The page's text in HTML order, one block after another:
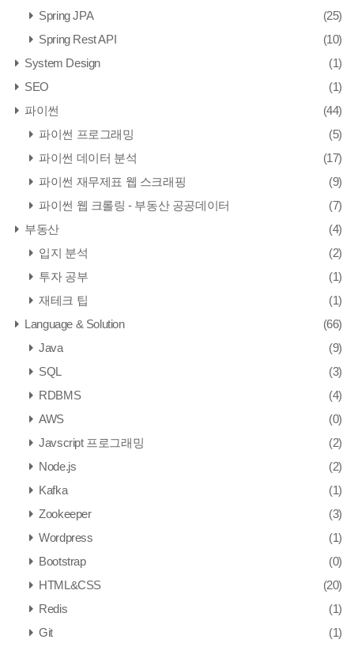
Spring JPA
(25)
Spring Rest API
(10)
System Design
(1)
SEO
(1)
파이썬
(44)
파이썬 프로그래밍
(5)
파이썬 데이터 분석
(17)
파이썬 재무제표 웹 스크래핑
(9)
파이썬 웹 크롤링 - 부동산 공공데이터
(7)
부동산
(4)
입지 분석
(2)
투자 공부
(1)
재테크 팁
(1)
Language & Solution
(66)
Java
(9)
SQL
(3)
RDBMS
(4)
AWS
(0)
Javscript 프로그래밍
(2)
Node.js
(2)
Kafka
(1)
Zookeeper
(3)
Wordpress
(1)
Bootstrap
(0)
HTML&CSS
(20)
Redis
(1)
Git
(1)